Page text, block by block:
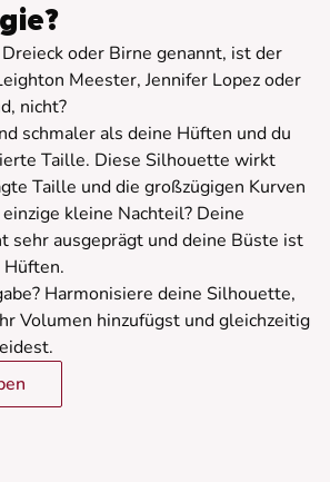
oder Birne genannt, ist der
Meester, Jennifer Lopez oder
nicht?
schmaler als deine Hüften und du
Taille. Diese Silhouette wirkt
Taille und die großzügigen Kurven
kleine Nachteil? Deine
sehr ausgeprägt und deine Büste ist
Hüften.
Harmonisiere deine Silhouette,
Volumen hinzufügst und gleichzeitig